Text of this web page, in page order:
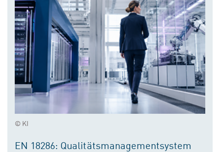
© KI
EN 18286: Qualitätsmanagementsystem